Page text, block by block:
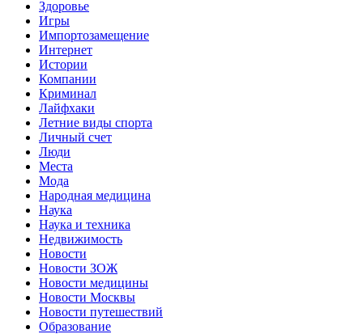
Здоровье
Игры
Импортозамещение
Интернет
Истории
Компании
Криминал
Лайфхаки
Летние виды спорта
Личный счет
Люди
Места
Мода
Народная медицина
Наука
Наука и техника
Недвижимость
Новости
Новости ЗОЖ
Новости медицины
Новости Москвы
Новости путешествий
Образование